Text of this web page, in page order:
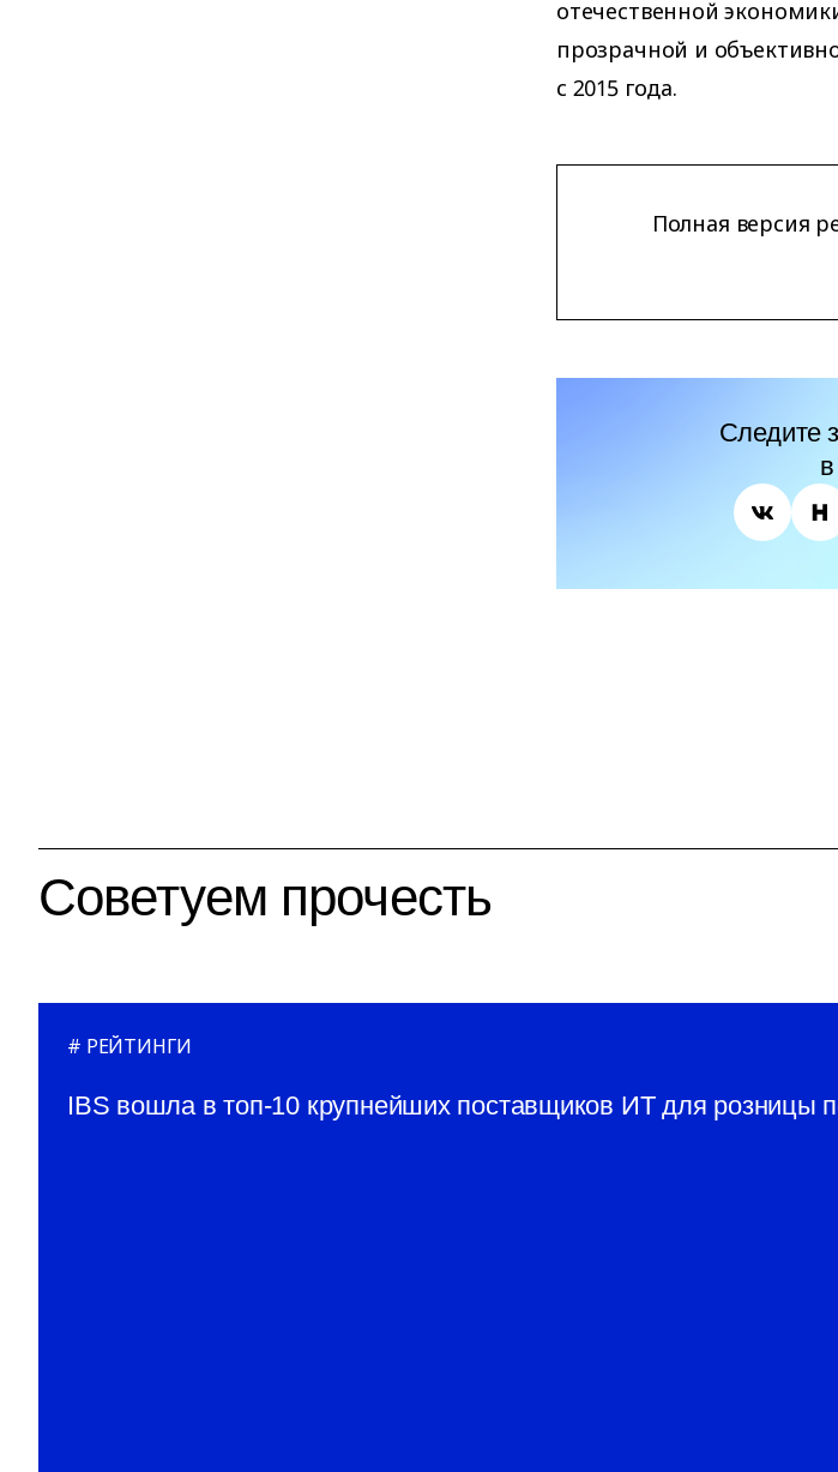
отечественной
прозрачной и
с 2015 года.
Полная версия
Следите
Советуем прочесть
РЕЙТИНГИ
IBS вошла в топ-10 крупнейших поставщиков ИТ для розницы